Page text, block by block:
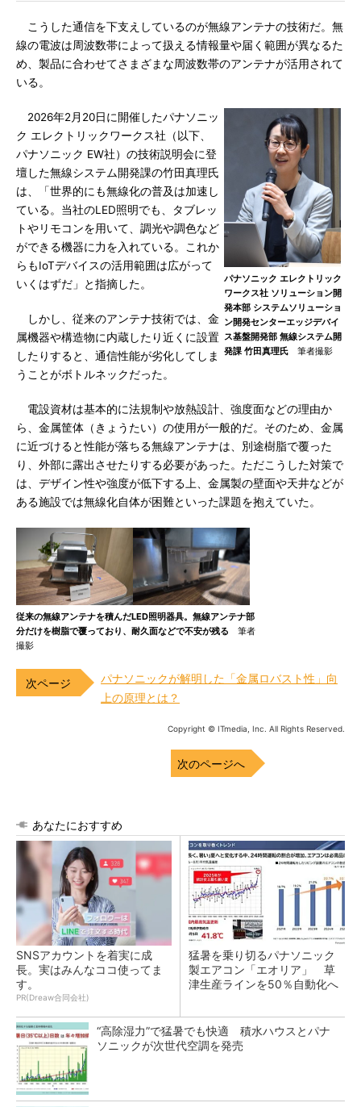
こうした通信を下支えしているのが無線アンテナの技術だ。無
線の電波は周波数帯によって扱える情報量や届く範囲が異なるた
め、製品に合わせてさまざまな周波数帯のアンテナが活用されて
いる。
パナソニック エレクトリック
ワークス社 ソリューション開
発本部 システムソリューショ
ン開発センターエッジデバイ
ス基盤開発部 無線システム開
発課 竹田真理氏 筆者撮影
2026年2月20日に開催したパナソニッ
ク エレクトリックワークス社（以下、
パナソニック EW社）の技術説明会に登
壇した無線システム開発課の竹田真理氏
は、「世界的にも無線化の普及は加速し
ている。当社のLED照明でも、タブレッ
トやリモコンを用いて、調光や調色など
ができる機器に力を入れている。これか
らもIoTデバイスの活用範囲は広がって
いくはずだ」と指摘した。
しかし、従来のアンテナ技術では、金
属機器や構造物に内蔵したり近くに設置
したりすると、通信性能が劣化してしま
うことがボトルネックだった。
電設資材は基本的に法規制や放熱設計、強度面などの理由か
ら、金属筐体（きょうたい）の使用が一般的だ。そのため、金属
に近づけると性能が落ちる無線アンテナは、別途樹脂で覆った
り、外部に露出させたりする必要があった。ただこうした対策で
は、デザイン性や強度が低下する上、金属製の壁面や天井などが
ある施設では無線化自体が困難といった課題を抱えていた。
従来の無線アンテナを積んだLED照明器具。無線アンテナ部
分だけを樹脂で覆っており、耐久面などで不安が残る 筆者
撮影
パナソニックが解明した「金属ロバスト性」向
上の原理とは？
Copyright © ITmedia, Inc. All Rights Reserved.
次のページへ
あなたにおすすめ
SNSアカウントを着実に成
長。実はみんなココ使ってま
す。
PR(Dreaw合同会社)
猛暑を乗り切るパナソニック
製エアコン「エオリア」 草
津生産ラインを50％自動化へ
“高除湿力”で猛暑でも快適 積水ハウスとパナ
ソニックが次世代空調を発売